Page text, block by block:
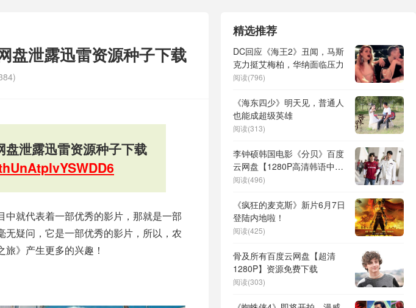
盘泄露迅雷资源种子下载
泄露迅雷资源种子下载
就代表着一部优秀的影片，那就是一部
无疑问，它是一部优秀的影片，所以，农
》产生更多的兴趣！
精选推荐
DC回应《海王2》丑闻，马斯
克力挺艾梅柏，华纳面临压力
阅读(796)
《海东四少》明天见，普通人
也能成超级英雄
阅读(313)
李钟硕韩国电影《分贝》百度
云网盘【1280P高清韩语中
字】资源下载
阅读(496)
《疯狂的麦克斯》新片6月7日
登陆内地啦！
阅读(425)
骨及所有百度云网盘【超清
1280P】资源免费下载
阅读(303)